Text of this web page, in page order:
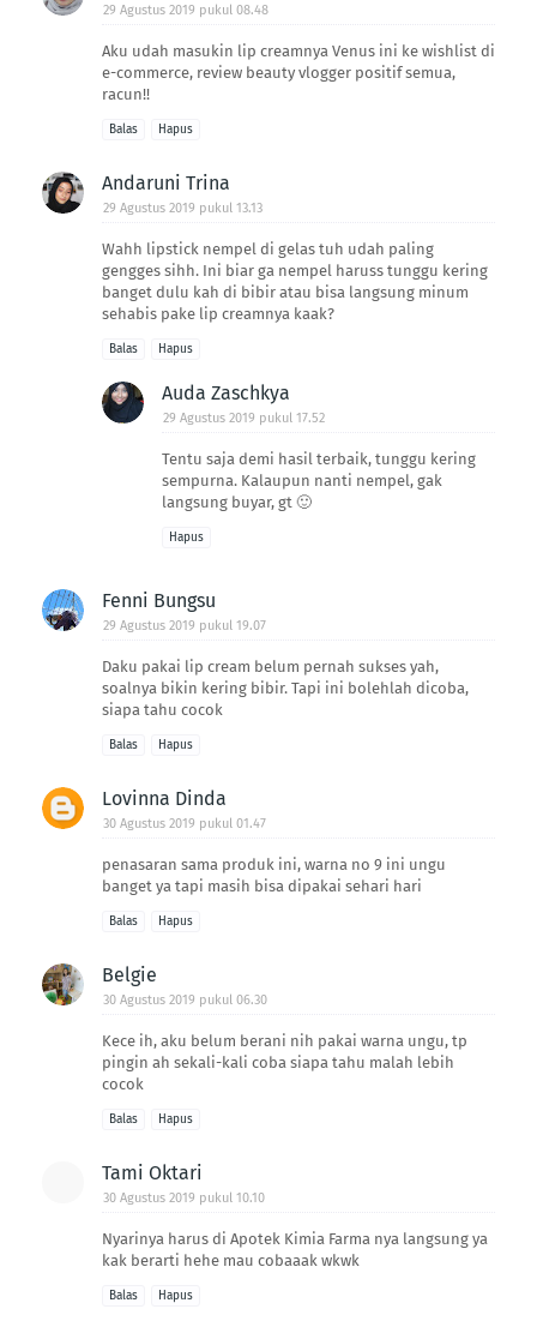
29 Agustus 2019 pukul 08.48
Aku udah masukin lip creamnya Venus ini ke wishlist di
e-commerce, review beauty vlogger positif semua,
racun!!
Balas Hapus
Andaruni Trina
29 Agustus 2019 pukul 13.13
Wahh lipstick nempel di gelas tuh udah paling
gengges sihh. Ini biar ga nempel haruss tunggu kering
banget dulu kah di bibir atau bisa langsung minum
sehabis pake lip creamnya kaak?
Balas Hapus
Auda Zaschkya
29 Agustus 2019 pukul 17.52
Tentu saja demi hasil terbaik, tunggu kering
sempurna. Kalaupun nanti nempel, gak
langsung buyar, gt 🙂
Hapus
Fenni Bungsu
29 Agustus 2019 pukul 19.07
Daku pakai lip cream belum pernah sukses yah,
soalnya bikin kering bibir. Tapi ini bolehlah dicoba,
siapa tahu cocok
Balas Hapus
Lovinna Dinda
30 Agustus 2019 pukul 01.47
penasaran sama produk ini, warna no 9 ini ungu
banget ya tapi masih bisa dipakai sehari hari
Balas Hapus
Belgie
30 Agustus 2019 pukul 06.30
Kece ih, aku belum berani nih pakai warna ungu, tp
pingin ah sekali-kali coba siapa tahu malah lebih
cocok
Balas Hapus
Tami Oktari
30 Agustus 2019 pukul 10.10
Nyarinya harus di Apotek Kimia Farma nya langsung ya
kak berarti hehe mau cobaaak wkwk
Balas Hapus